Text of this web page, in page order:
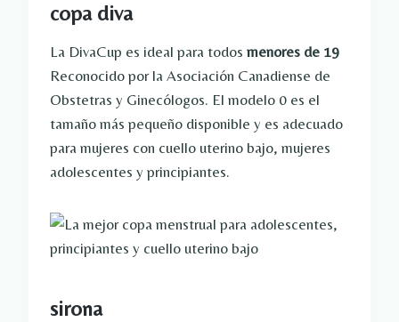
copa diva
La DivaCup es ideal para todos menores de 19
Reconocido por la Asociación Canadiense de
Obstetras y Ginecólogos. El modelo 0 es el
tamaño más pequeño disponible y es adecuado
para mujeres con cuello uterino bajo, mujeres
adolescentes y principiantes.
sirona